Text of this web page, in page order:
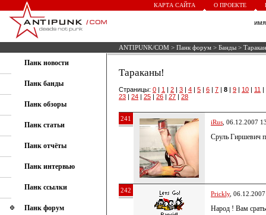
КАРТА САЙТА О ПРОЕКТЕ
ANTIPUNK/COM > Панк форум > Банды >
Панк новости
Панк банды
Панк обзоры
Панк статьи
Панк отчёты
Панк интервью
Панк ссылки
Панк форум
Тараканы!
Страницы: 0 | 1 | 2 | 3 | 4 | 5 | 6 | 7 | 8 | 9 | 10 | 11 |
23 | 24 | 25 | 26 | 27 | 28
241 iRus , 06.12.2007
Сруль Гиршевич
242 Prickly,
Народ ! Вам